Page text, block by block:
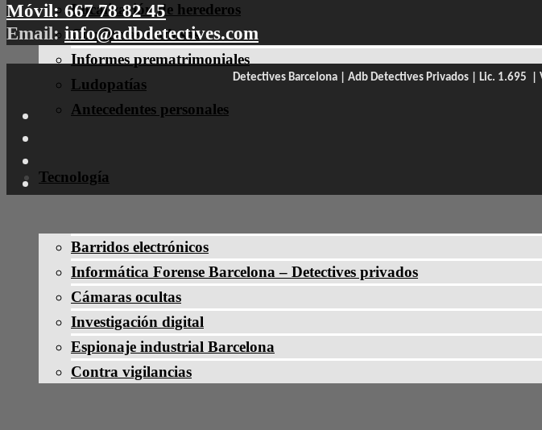
Localización de herederos
Conductas dudosas
Informes prematrimoniales
Ludopatías
Antecedentes personales
Tecnología
Barridos electrónicos
Informática Forense Barcelona – Detectives privados
Cámaras ocultas
Investigación digital
Espionaje industrial Barcelona
Contra vigilancias
Móvil:667 78 82 45
Email:info@adbdetectives.com
Detectives Barcelona | Adb Detectives Privados | Lic. 1.695 |